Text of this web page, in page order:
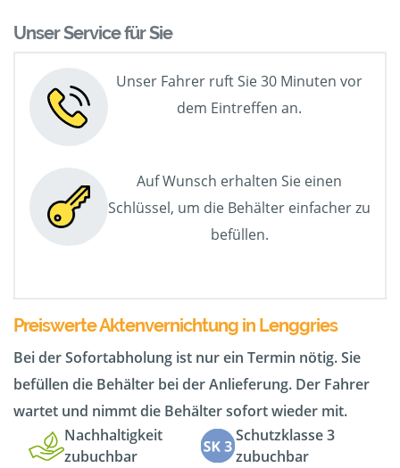
Unser Service für Sie
Unser Fahrer ruft Sie 30 Minuten vor
dem Eintreffen an.
Auf Wunsch erhalten Sie einen
Schlüssel, um die Behälter einfacher zu
befüllen.
Preiswerte Aktenvernichtung in Lenggries
Bei der Sofortabholung ist nur ein Termin nötig. Sie
befüllen die Behälter bei der Anlieferung. Der Fahrer
wartet und nimmt die Behälter sofort wieder mit.
Nachhaltigkeit
zubuchbar
Schutzklasse 3
zubuchbar